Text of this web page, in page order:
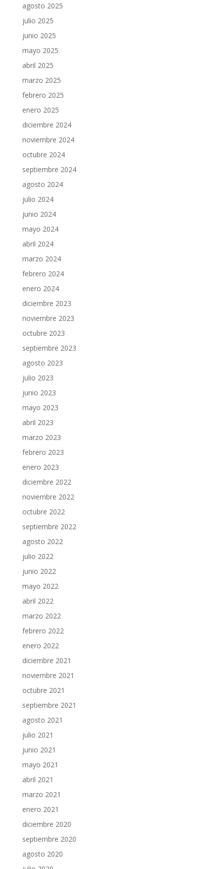
agosto 2025
julio 2025
junio 2025
mayo 2025
abril 2025
marzo 2025
febrero 2025
enero 2025
diciembre 2024
noviembre 2024
octubre 2024
septiembre 2024
agosto 2024
julio 2024
junio 2024
mayo 2024
abril 2024
marzo 2024
febrero 2024
enero 2024
diciembre 2023
noviembre 2023
octubre 2023
septiembre 2023
agosto 2023
julio 2023
junio 2023
mayo 2023
abril 2023
marzo 2023
febrero 2023
enero 2023
diciembre 2022
noviembre 2022
octubre 2022
septiembre 2022
agosto 2022
julio 2022
junio 2022
mayo 2022
abril 2022
marzo 2022
febrero 2022
enero 2022
diciembre 2021
noviembre 2021
octubre 2021
septiembre 2021
agosto 2021
julio 2021
junio 2021
mayo 2021
abril 2021
marzo 2021
enero 2021
diciembre 2020
septiembre 2020
agosto 2020